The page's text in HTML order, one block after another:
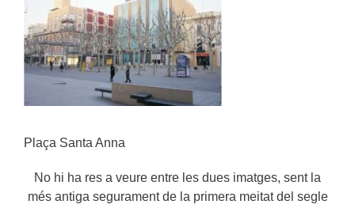
Plaça Santa Anna
No hi ha res a veure entre les dues imatges, sent la
més antiga segurament de la primera meitat del segle